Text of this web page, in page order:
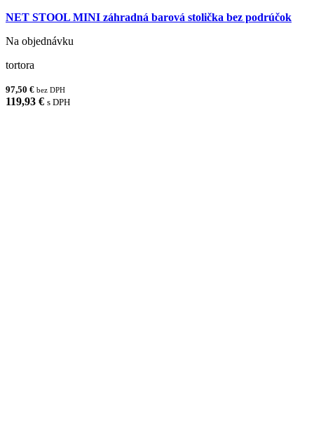
NET STOOL MINI záhradná barová stolička bez podrúčok
Na objednávku
tortora
97,50 € bez DPH
119,93 € s DPH